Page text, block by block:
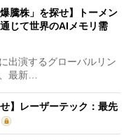
騰株」を探せ】トーメン
じて世界のAIメモリ需
出演するグローバルリン
最新…
】レーザーテック：最先